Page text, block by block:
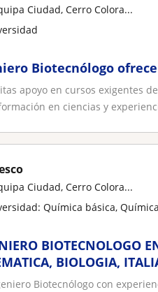
Ciudad, Cerro Colora...
Biotecnólogo
apoyo en cursos exigentes
en ciencias y
Ciudad, Cerro Colora...
Química básica,
BIOTECNOLOGO
BIOLOGIA,
Biotecnólogo con